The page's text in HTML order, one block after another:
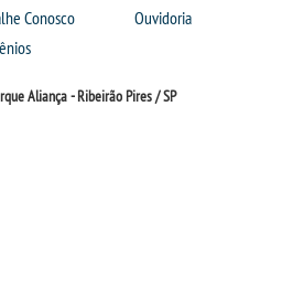
Conosco
Ouvidoria
Aliança - Ribeirão Pires / SP